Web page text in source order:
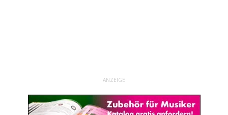
ANZEIGE